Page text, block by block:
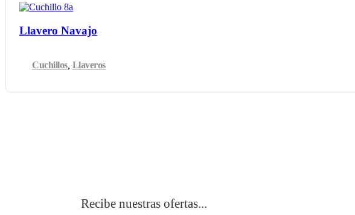
Llavero Navajo
Cuchillos, Llaveros
Recibe nuestras ofertas...